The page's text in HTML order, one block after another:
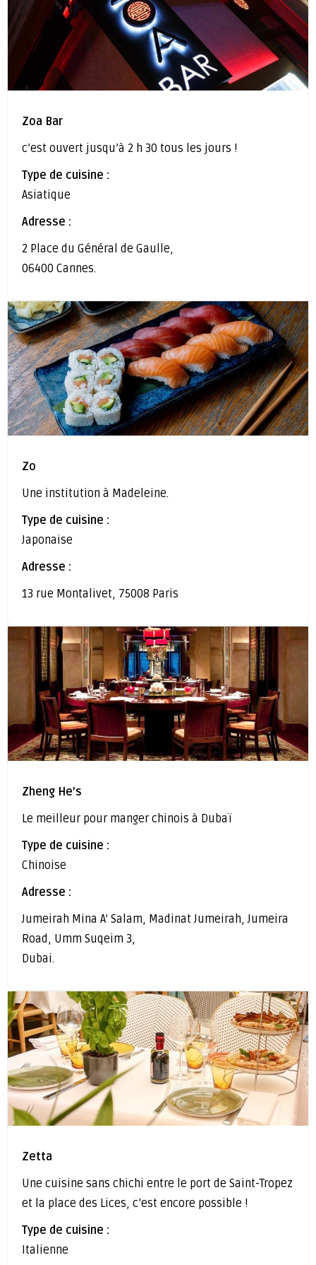
Zoa Bar
c’est ouvert jusqu’à 2 h 30 tous les jours !
Type de cuisine :
Asiatique
Adresse :
2 Place du Général de Gaulle,
06400 Cannes.
Zo
Une institution à Madeleine.
Type de cuisine :
Japonaise
Adresse :
13 rue Montalivet, 75008 Paris
Zheng He’s
Le meilleur pour manger chinois à Dubaï
Type de cuisine :
Chinoise
Adresse :
Jumeirah Mina A' Salam, Madinat Jumeirah, Jumeira
Road, Umm Suqeim 3,
Dubai.
Zetta
Une cuisine sans chichi entre le port de Saint-Tropez
et la place des Lices, c’est encore possible !
Type de cuisine :
Italienne